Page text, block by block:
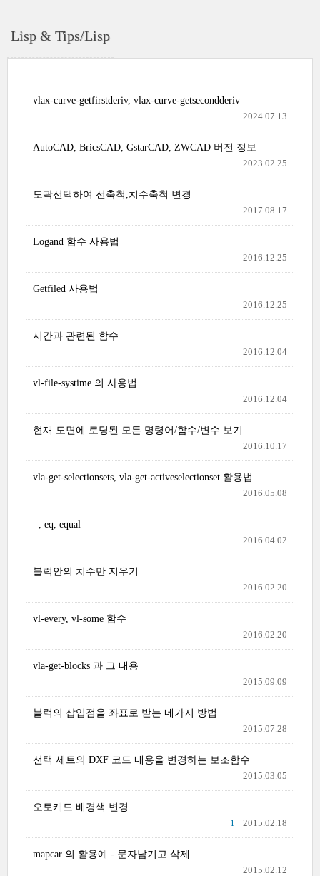
Lisp & Tips/Lisp
vlax-curve-getfirstderiv, vlax-curve-getsecondderiv
2024.07.13
AutoCAD, BricsCAD, GstarCAD, ZWCAD 버전 정보
2023.02.25
도곽선택하여 선축척,치수축척 변경
2017.08.17
Logand 함수 사용법
2016.12.25
Getfiled 사용법
2016.12.25
시간과 관련된 함수
2016.12.04
vl-file-systime 의 사용법
2016.12.04
현재 도면에 로딩된 모든 명령어/함수/변수 보기
2016.10.17
vla-get-selectionsets, vla-get-activeselectionset 활용법
2016.05.08
=, eq, equal
2016.04.02
블럭안의 치수만 지우기
2016.02.20
vl-every, vl-some 함수
2016.02.20
vla-get-blocks 과 그 내용
2015.09.09
블럭의 삽입점을 좌표로 받는 네가지 방법
2015.07.28
선택 세트의 DXF 코드 내용을 변경하는 보조함수
2015.03.05
오토캐드 배경색 변경
2015.02.18
1
mapcar 의 활용예 - 문자남기고 삭제
2015.02.12